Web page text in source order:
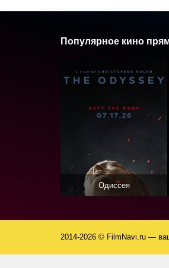
Популярное кино
Одиссея
2014-2026 © FilmNavi.ru —